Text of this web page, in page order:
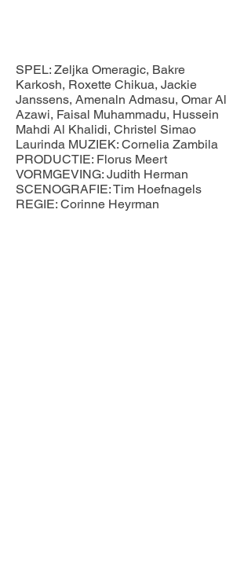
SPEL: Zeljka Omeragic, Bakre
Karkosh, Roxette Chikua, Jackie
Janssens, Amenaln Admasu, Omar Al
Azawi, Faisal Muhammadu, Hussein
Mahdi Al Khalidi, Christel Simao
Laurinda MUZIEK: Cornelia Zambila
PRODUCTIE: Florus Meert
VORMGEVING: Judith Herman
SCENOGRAFIE: Tim Hoefnagels
REGIE: Corinne Heyrman